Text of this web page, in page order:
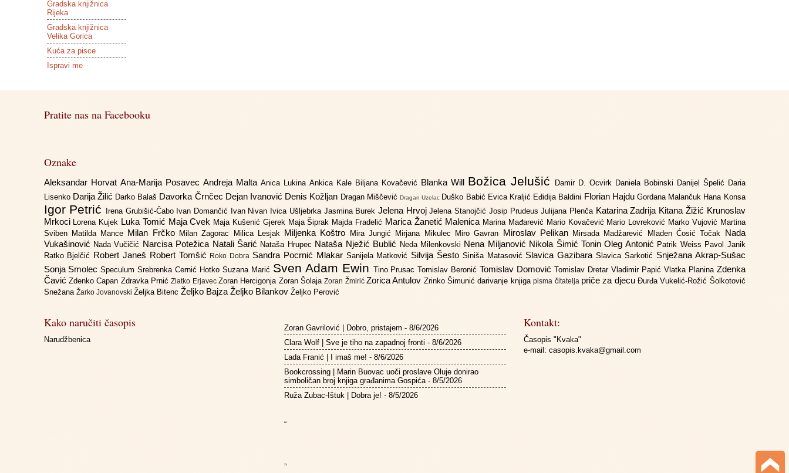
Gradska knjižnica
Rijeka
Gradska knjižnica
Velika Gorica
Kuća za pisce
Ispravi me
Pratite nas na Facebooku
Oznake
Aleksandar Horvat Ana-Marija Posavec Andreja Malta Anica Lukina Ankica Kale Biljana Kovačević Blanka Will Božica Jelušić Damir D. Ocvirk Daniela Bobinski Danijel Špelić Daria
Lisenko Darija Žilić Darko Balaš Davorka Črnčec Dejan Ivanović Denis Kožljan Dragan MiščevićDragan Uzelac Duško Babić Evica Kraljić Eđidija Baldini Florian Hajdu Gordana Malančuk Hana Konsa
Igor Petrić Irena Grubišić-Čabo Ivan Domančić Ivan Nivan Ivica Ušljebrka Jasmina BurekJelena HrvojJelena Stanojčić Josip PrudeusJulijana Plenča Katarina Zadrija Kitana Žižić Krunoslav
Mrkoci Lorena Kujek Luka Tomić Maja Cvek Maja Kušenić Gjerek Maja Šiprak Majda Fradelić Marica Žanetić Malenica Marina Mađarević Mario Kovačević Mario Lovreković Marko Vujović Martina
Sviben Matilda Mance Milan Frčko Milan Zagorac Milica Lesjak Miljenka Koštro Mira Jungić Mirjana Mikulec Miro Gavran Miroslav Pelikan Mirsada Madžarević Mladen Ćosić Točak Nada
Vukašinović Nada Vučičić Narcisa Potežica Natali Šarić Nataša Hrupec Nataša Nježić Bublić Neda Milenkovski Nena Miljanović Nikola Šimić ToninOleg Antonić Patrik Weiss Pavol Janik
Ratko Bjelčić Robert Janeš Robert Tomšić Roko Dobra Sandra Pocrnić Mlakar Sanijela Matković Silvija Šesto Siniša Matasović Slavica GazibaraSlavica Sarkotić Snježana Akrap-Sušac
Sonja SmolecSpeculumSrebrenka Cernić Hotko Suzana Marić Sven Adam Ewin Tino PrusacTomislav Beronić Tomislav DomovićTomislav Dretar Vladimir Papić Vlatka Planina Zdenka
Čavić Zdenko Capan Zdravka PrnićZlatko Erjavec Zoran Hercigonja Zoran ŠolajaZoran ŽmirićZorica Antulov Zrinko Šimunićdarivanje knjigapisma čitatelja priče za djecu Đurđa Vukelić-Rožić Šolkotović
Snežana Žarko Jovanovski Željka Bitenc Željko Bajza Željko Bilankov Željko Perović
Kako naručiti časopis
Narudžbenica
Zoran Gavrilović | Dobro, pristajem - 8/6/2026
Clara Wolf | Sve je tiho na zapadnoj fronti - 8/6/2026
Lada Franić | I imaš me! - 8/6/2026
Bookcrossing | Marin Buovac uoči proslave Oluje donirao
simboličan broj knjiga građanima Gospića- 8/5/2026
Ruža Zubac-Ištuk | Dobra je! - 8/5/2026
“
”
Kontakt:
Časopis "Kvaka"
e-mail: casopis.kvaka@gmail.com